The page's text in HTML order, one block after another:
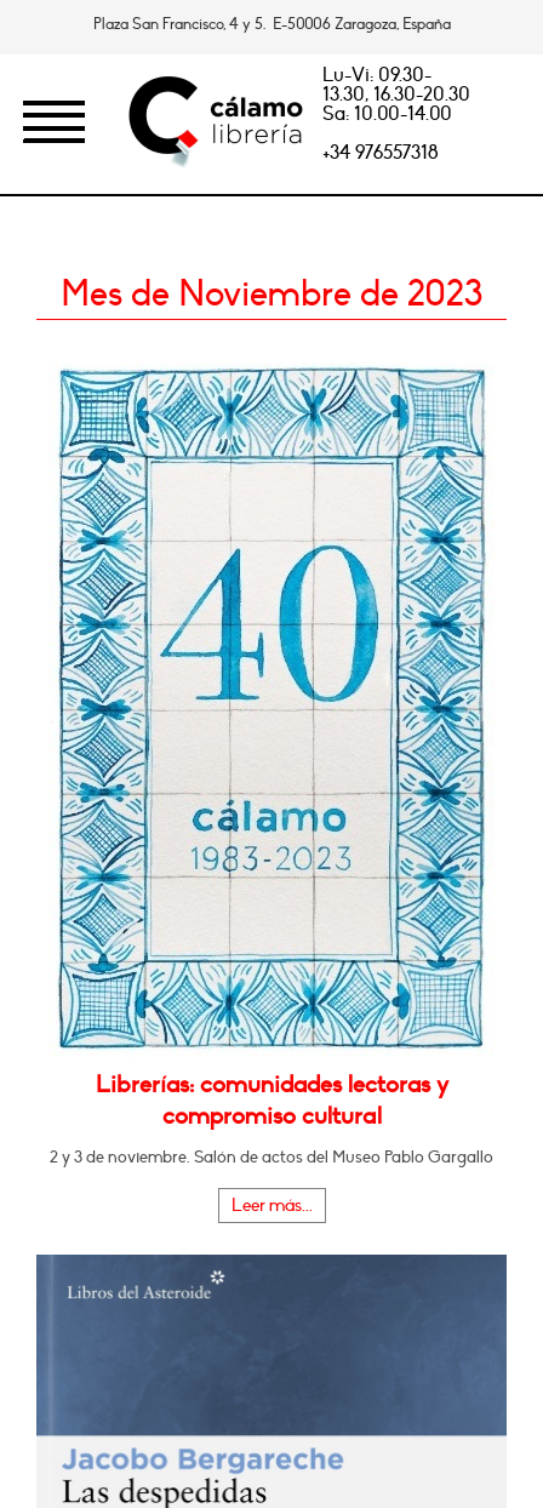
Plaza San Francisco, 4 y 5. E-50006 Zaragoza, España
Lu-Vi: 09.30-
13.30, 16.30-20.30
Sa: 10.00-14.00
+34 976557318
Mes de Noviembre de 2023
Librerías: comunidades lectoras y
compromiso cultural
2 y 3 de noviembre. Salón de actos del Museo Pablo Gargallo
Leer más...